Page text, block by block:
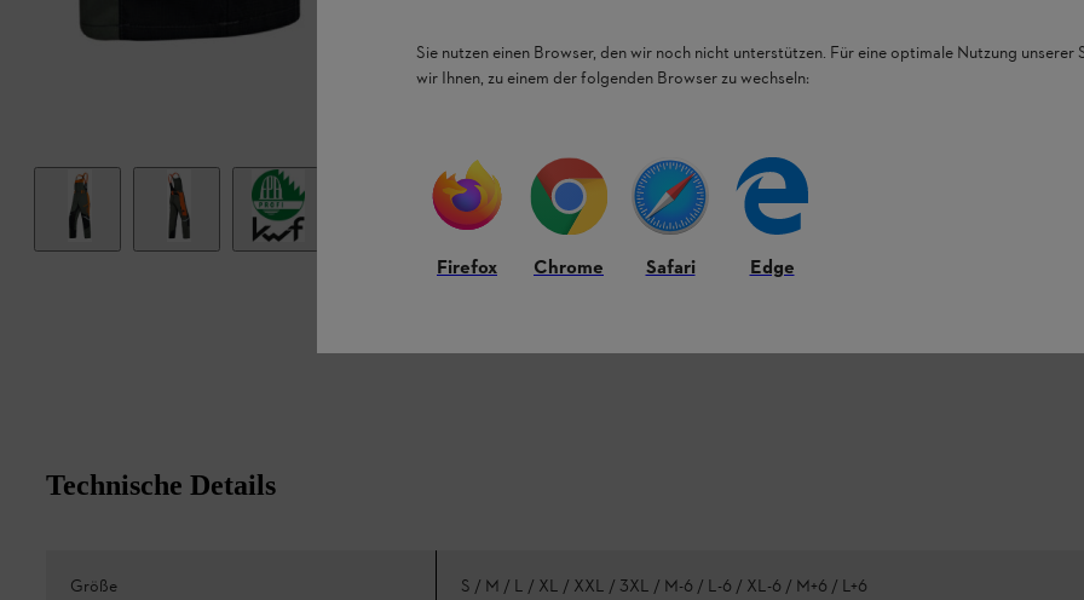
Technische Details
Größe S / M / L / XL / XXL / 3XL / M-6 / L-6 / XL-6 / M+6 / L+6
Sie nutzen einen Browser, den wir noch nicht unterstützen. Für eine optimale Nutzung unserer
wir Ihnen, zu einem der folgenden Browser zu wechseln:
Firefox Chrome Safari Edge